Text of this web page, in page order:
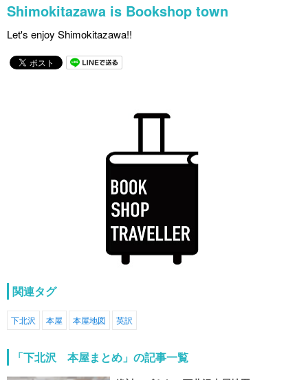
Shimokitazawa is Bookshop town
Let's enjoy Shimokitazawa!!
関連タグ
下北沢 本屋 本屋地図 英訳
「下北沢 本屋まとめ」の記事一覧